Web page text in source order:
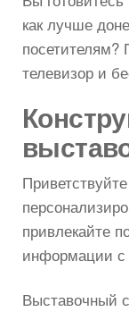
как лучше
телевизор и
привлекайте
информации с
Выставочный